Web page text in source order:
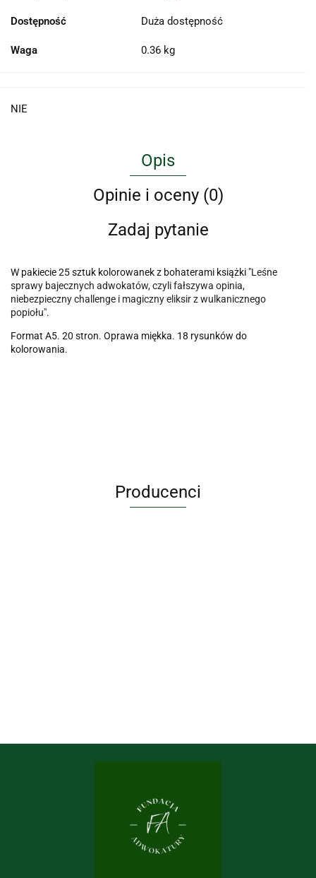
Dostępność Duża dostępność
Waga 0.36 kg
NIE
Opis
Opinie i oceny (0)
Zadaj pytanie
W pakiecie 25 sztuk kolorowanek z bohaterami książki "Leśne
sprawy bajecznych adwokatów, czyli fałszywa opinia,
niebezpieczny challenge i magiczny eliksir z wulkanicznego
popiołu".
Format A5. 20 stron. Oprawa miękka. 18 rysunków do
kolorowania.
Producenci